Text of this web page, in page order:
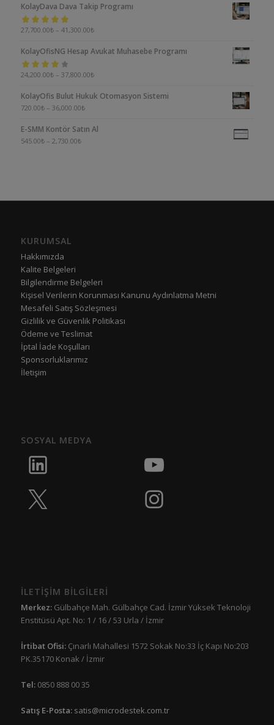
KolayDava Dava Takip Programı
5 üzerinden
27,700.00₺ – 41,300.00₺
KolayOfisNG Hesap Avukat Muhasebe Programı
5
4.00oy aldı
24,200.00₺ – 37,800.00₺
KolayOfis Bulut Hukuk Otomasyon Sistemi
720.00₺ – 36,000.00₺
E-SMM Kontör Satın Al
545.00₺ – 2,730.00₺
KURUMSAL
Hakkımızda
Kalite Belgeleri
Bilgilendirme Belgeleri
Kişisel Verilerin Korunması Kanunu Aydınlatma Metni
Mesafeli Satış Sözleşmesi
Gizlilik ve Güvenlik Politikası
Ödeme ve Teslimat
İptal İade Koşulları
Sponsorluklarımız
İletişim
SOSYAL MEDYA
İLETİŞİM BİLGİLERİ
Merkez:Gülbahçe Mah. Gülbahçe Cad. İzmir Yüksek Teknoloji
Enstitüsü Apt. No: 1 / 16 / 53 Urla / İzmir
İrtibat Ofisi: Çınarlı Mahallesi 1572 Sokak No:33 İç Kapı No:203
PK.35170 Konak / İzmir
Tel:0850 888 00 35
Satış E-Posta: satis@microdestek.com.tr